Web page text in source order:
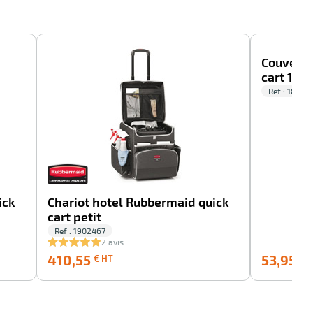
Chariot hotel Rubbermaid quick
cart petit
Ref : 1902467
2 avis
410,55 € HT
HT
cart 150
Ref :
53,95